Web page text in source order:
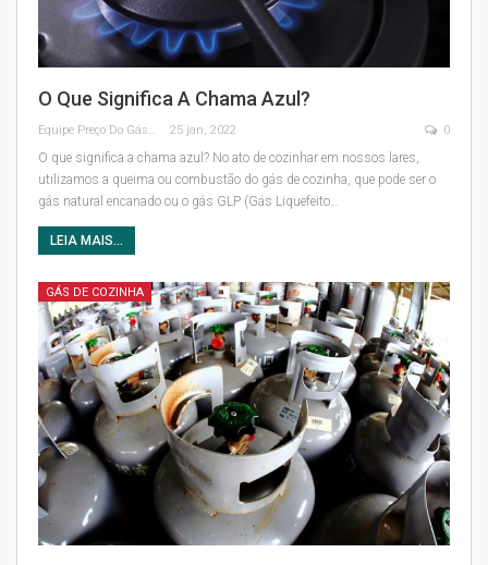
O Que Significa A Chama Azul?
Equipe Preço Do Gás 25 jan, 2022 0
O que significa a chama azul? No ato de cozinhar em nossos lares,
utilizamos a queima ou combustão do gás de cozinha, que pode ser o
gás natural encanado ou o gás GLP (Gás Liquefeito…
LEIA MAIS...
GÁS DE COZINHA